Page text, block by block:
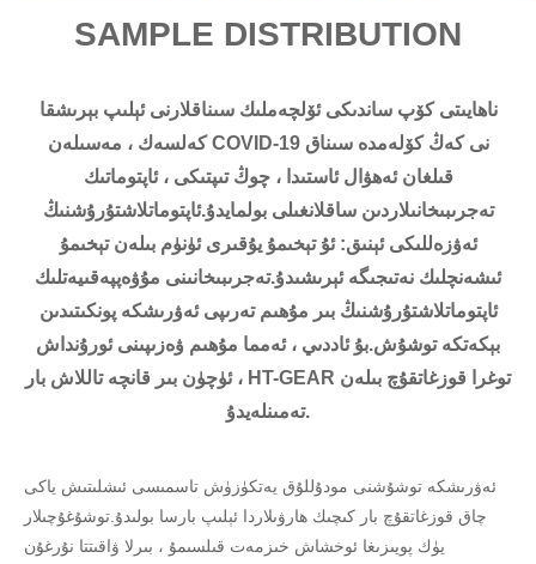
SAMPLE DISTRIBUTION
ناھايىتى كۆپ ساندىكى ئۆلچەملىك سىناقلارنى ئېلىپ بېرىشقا
كەلسەك ، مەسىلەن COVID-19 نى كەڭ كۆلەمدە سىناق
قىلغان ئەھۋال ئاستىدا ، چوڭ تىپتىكى ، ئاپتوماتىك
تەجرىبىخانىلاردىن ساقلانغىلى بولمايدۇ.ئاپتوماتلاشتۇرۇشنىڭ
ئەۋزەللىكى ئېنىق: ئۇ تېخىمۇ يۇقىرى ئۈنۈم بىلەن تېخىمۇ
ئىشەنچلىك نەتىجىگە ئېرىشىدۇ.تەجرىبىخانىنى مۇۋەپپەقىيەتلىك
ئاپتوماتلاشتۇرۇشنىڭ بىر مۇھىم تەرىپى ئەۋرىشكە پونكىتىدىن
بېكەتكە توشۇش.بۇ ئاددىي ، ئەمما مۇھىم ۋەزىپىنى ئورۇنداش
ئۈچۈن بىر قانچە تاللاش بار ، HT-GEAR توغرا قوزغاتقۇچ بىلەن
تەمىنلەيدۇ.
ئەۋرىشكە توشۇشنى مودۇللۇق يەتكۈزۈش تاسمىسى ئىشلىتىش ياكى
چاق قوزغاتقۇچ بار كىچىك ھارۋىلاردا ئېلىپ بارسا بولىدۇ.توشۇغۇچىلار
يۈك پويىزىغا ئوخشاش خىزمەت قىلسىمۇ ، بىرلا ۋاقىتتا نۇرغۇن